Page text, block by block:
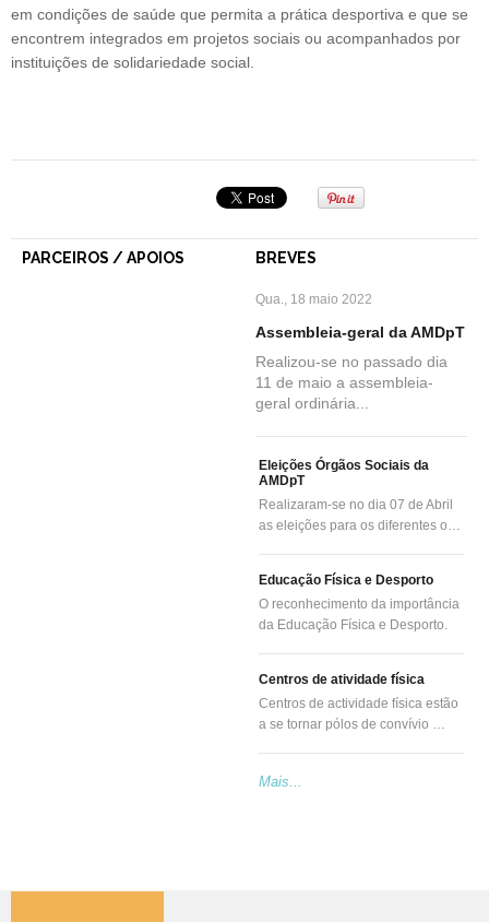
em condições de saúde que permita a prática desportiva e que se
encontrem integrados em projetos sociais ou acompanhados por
instituições de solidariedade social.
PARCEIROS / APOIOS BREVES
Qua., 18 maio 2022
Assembleia-geral da AMDpT
Realizou-se no passado dia
11 de maio a assembleia-
geral ordinária...
Eleições Órgãos Sociais da
AMDpT
Realizaram-se no dia 07 de Abril
as eleições para os diferentes o…
Educação Física e Desporto
O reconhecimento da importância
da Educação Física e Desporto.
Centros de atividade física
Centros de actividade física estão
a se tornar pólos de convívio …
Mais...